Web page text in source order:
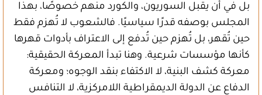
بل في أن يقبل السوريون، والكورد منهم خصوصًا، بهذا
المجلس بوصفه قدرًا سياسيًا. فالشعوب لا تُهزم فقط
حين تُقهر، بل تُهزم حين تُدفع إلى الاعتراف بأدوات قهرها
كأنها مؤسسات شرعية. وهنا تبدأ المعركة الحقيقية:
معركة كشف البنية، لا الاكتفاء بنقد الوجوه؛ ومعركة
الدفاع عن الدولة الديمقراطية اللامركزية، لا التنافس